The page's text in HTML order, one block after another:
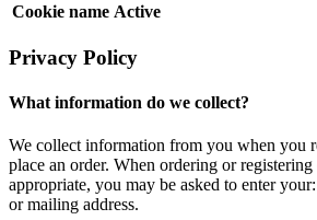
Cookie name Active
Privacy Policy
What information do we collect?
We collect information from you when you
place an order. When ordering or registering
appropriate, you may be asked to enter
or mailing address.